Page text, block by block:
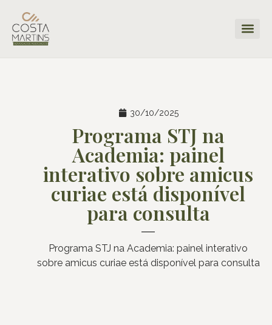
30/10/2025
Programa STJ na
Academia: painel
interativo sobre amicus
curiae está disponível
para consulta
Programa STJ na Academia: painel interativo
sobre amicus curiae está disponível para consulta